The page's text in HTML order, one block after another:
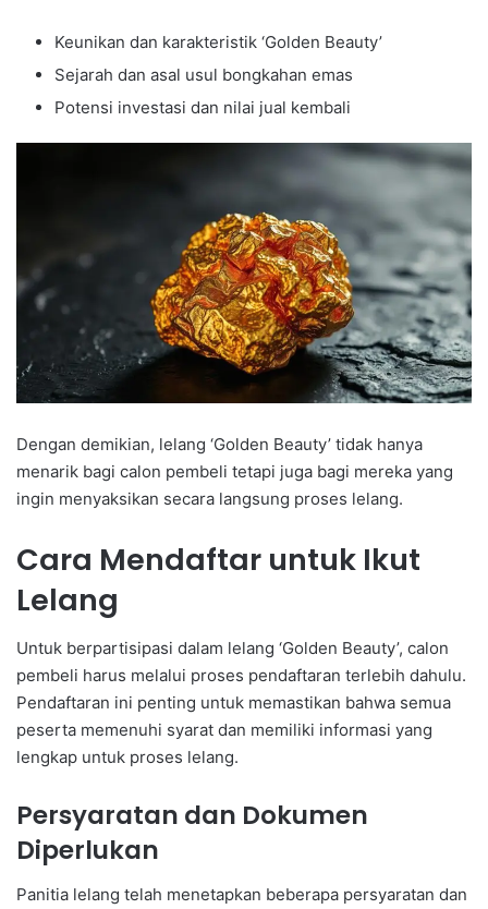
Keunikan dan karakteristik ‘Golden Beauty’
Sejarah dan asal usul bongkahan emas
Potensi investasi dan nilai jual kembali
Dengan demikian, lelang ‘Golden Beauty’ tidak hanya
menarik bagi calon pembeli tetapi juga bagi mereka yang
ingin menyaksikan secara langsung proses lelang.
Cara Mendaftar untuk Ikut
Lelang
Untuk berpartisipasi dalam lelang ‘Golden Beauty’, calon
pembeli harus melalui proses pendaftaran terlebih dahulu.
Pendaftaran ini penting untuk memastikan bahwa semua
peserta memenuhi syarat dan memiliki informasi yang
lengkap untuk proses lelang.
Persyaratan dan Dokumen
Diperlukan
Panitia lelang telah menetapkan beberapa persyaratan dan